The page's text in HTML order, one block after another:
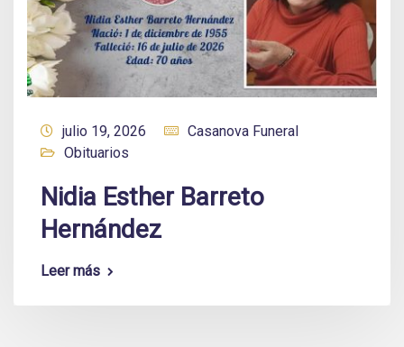
julio 19, 2026
Casanova Funeral
Obituarios
Nidia Esther Barreto
Hernández
Leer más